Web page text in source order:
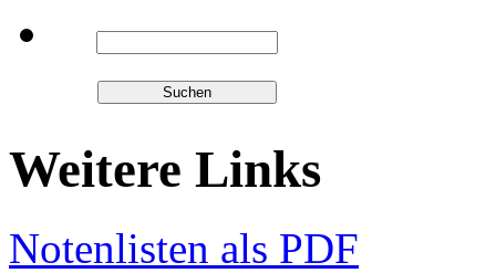
Weitere Links
Notenlisten als PDF